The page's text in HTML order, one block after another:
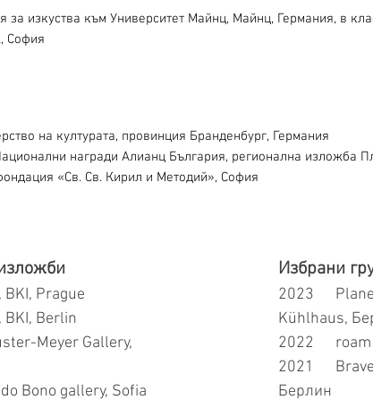
изкуства към Университет Майнц, Майнц, Германия, в
София
на културата, провинция Бранденбург, Германия
награди Алианц България, регионална изложба
«Св. Св. Кирил и Методий», София
Prague
BKI, Berlin
Meyer Gallery,
Bono gallery, Sofia
Избрани
2023 Pl
Kühlhaus,
2022 roam
2021 Brave
Берлин